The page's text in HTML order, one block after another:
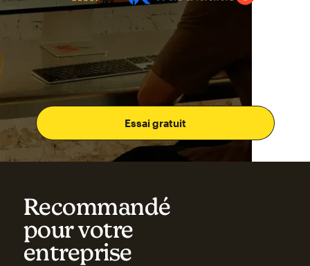
Essai gratuit
Recommandé
pour votre
entreprise